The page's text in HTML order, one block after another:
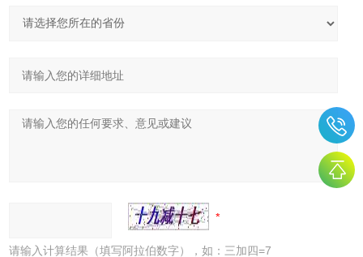
请输入计算结果（填写阿拉伯数字），如：三加四=7